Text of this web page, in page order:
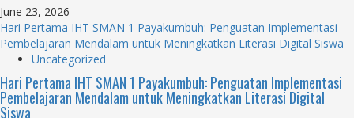
June 23, 2026
Hari Pertama IHT SMAN 1 Payakumbuh: Penguatan Implementasi
Pembelajaran Mendalam untuk Meningkatkan Literasi Digital Siswa
Uncategorized
Hari Pertama IHT SMAN 1 Payakumbuh: Penguatan Implementasi
Pembelajaran Mendalam untuk Meningkatkan Literasi Digital
Siswa